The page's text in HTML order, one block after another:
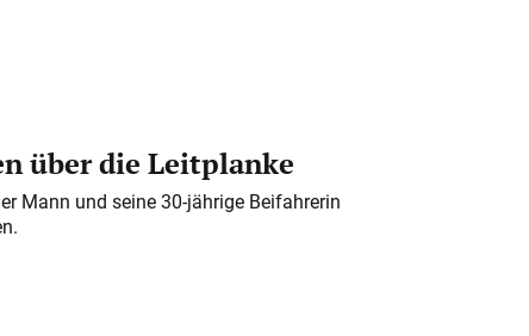
über die Leitplanke
Mann und seine 30-jährige Beifahrerin